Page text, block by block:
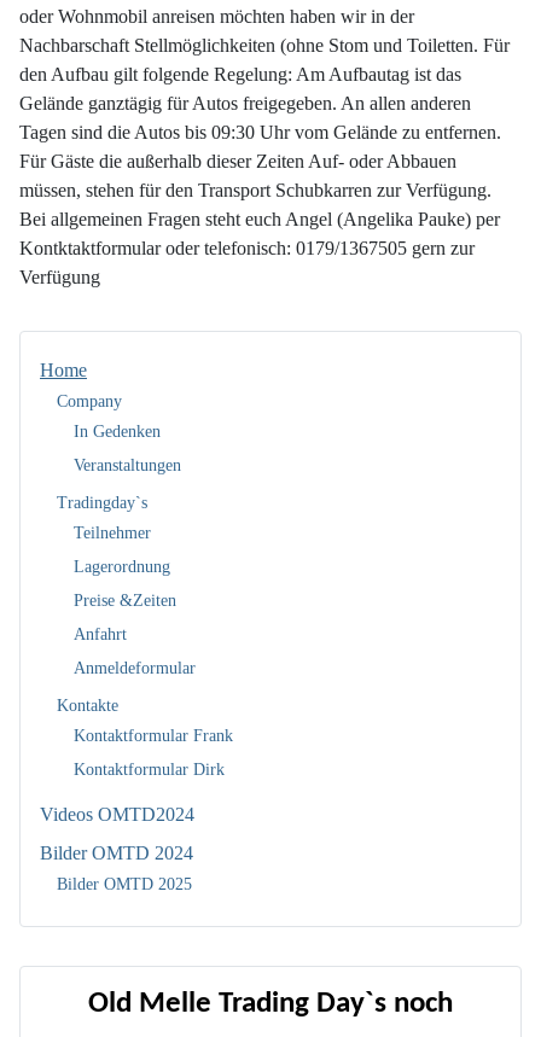
Old Melle Trading Day`s noch
oder Wohnmobil anreisen möchten haben wir in der
Nachbarschaft Stellmöglichkeiten (ohne Stom und Toiletten. Für
den Aufbau gilt folgende Regelung: Am Aufbautag ist das
Gelände ganztägig für Autos freigegeben. An allen anderen
Tagen sind die Autos bis 09:30 Uhr vom Gelände zu entfernen.
Für Gäste die außerhalb dieser Zeiten Auf- oder Abbauen
müssen, stehen für den Transport Schubkarren zur Verfügung.
Bei allgemeinen Fragen steht euch Angel (Angelika Pauke) per
Kontktaktformular oder telefonisch: 0179/1367505 gern zur
Verfügung
Home
Company
In Gedenken
Veranstaltungen
Tradingday`s
Teilnehmer
Lagerordnung
Preise &Zeiten
Anfahrt
Anmeldeformular
Kontakte
Kontaktformular Frank
Kontaktformular Dirk
Videos OMTD2024
Bilder OMTD 2024
Bilder OMTD 2025